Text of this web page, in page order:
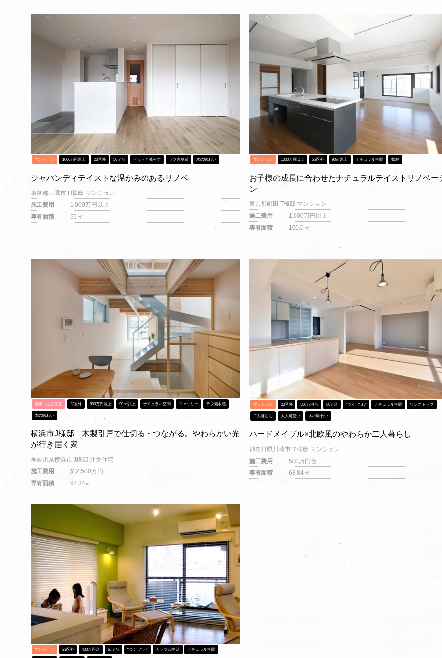
マンション 1000万円以上 23区外 50㎡台 ペットと暮らす ラフ素材感 木の味わい
ジャパンディテイストな温かみのあるリノベ
東京都三鷹市 H様邸 マンション
施工費用
1,000万円以上
専有面積
56㎡
マンション 1000万円以上 23区外 90㎡以上 ナチュラル空間 収納
お子様の成長に合わせたナチュラルテイストリノベー
ン
東京都町田 T様邸 マンション
施工費用
1,000万円以上
専有面積
100.0㎡
新築・注文住宅 23区外 800万円以上 90㎡以上 ナチュラル空間 ファミリー ラフ素材感
木の味わい
横浜市J様邸 木製引戸で仕切る・つながる。やわらかい光
が行き届く家
神奈川県横浜市 J様邸 注文住宅
施工費用
約2,500万円
専有面積
92.34㎡
マンション 23区外 500万円台 60㎡台 “つく･こわ” ナチュラル空間 ワンストップ
二人暮らし 大人可愛い 木の味わい
ハードメイプル×北欧風のやわらか二人暮らし
神奈川県川崎市 M様邸 マンション
施工費用
500万円台
専有面積
68.84㎡
マンション 23区外 400万円台 60㎡台 “つく･こわ” カラフル生活 ナチュラル空間